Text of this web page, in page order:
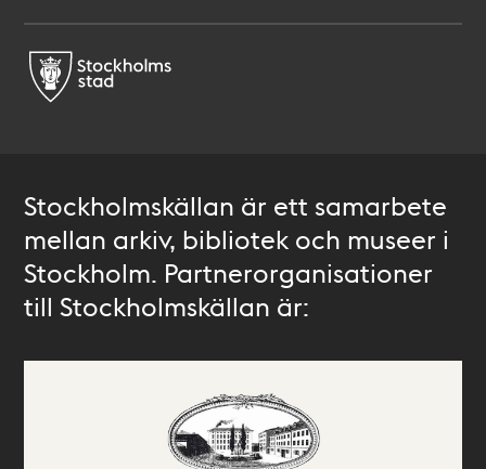
Stockholmskällan är ett samarbete
mellan arkiv, bibliotek och museer i
Stockholm. Partnerorganisationer
till Stockholmskällan är: